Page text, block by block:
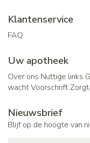
Klantenservice
FAQ
Uw apotheek
Over ons Nuttige links
wachtVoorschrift
Nieuwsbrief
Blijf op de hoogte van